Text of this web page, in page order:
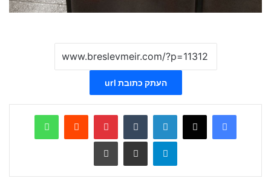
העתק כתובת url
X
Telegram הדפס